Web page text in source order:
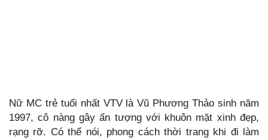
Nữ MC trẻ tuổi nhất VTV là Vũ Phương Thảo sinh năm
1997, cô nàng gây ấn tượng với khuôn mặt xinh đẹp,
rạng rỡ. Có thể nói, phong cách thời trang khi đi làm